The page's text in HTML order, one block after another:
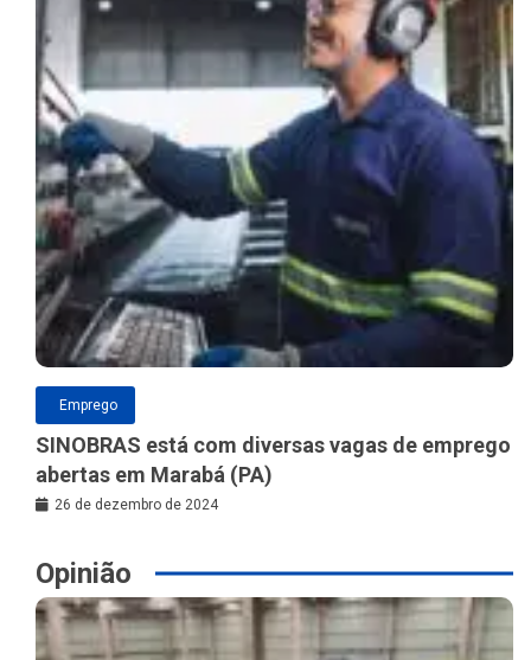
Emprego
SINOBRAS está com diversas vagas de emprego
abertas em Marabá (PA)
26 de dezembro de 2024
Opinião